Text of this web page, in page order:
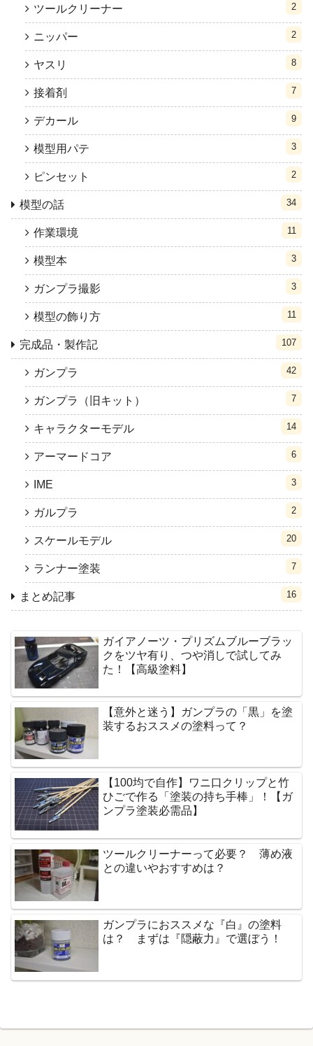
ツールクリーナー 2
ニッパー 2
ヤスリ 8
接着剤 7
デカール 9
模型用パテ 3
ピンセット 2
模型の話 34
作業環境 11
模型本 3
ガンプラ撮影 3
模型の飾り方 11
完成品・製作記 107
ガンプラ 42
ガンプラ（旧キット） 7
キャラクターモデル 14
アーマードコア 6
IME 3
ガルプラ 2
スケールモデル 20
ランナー塗装 7
まとめ記事 16
ガイアノーツ・プリズムブルーブラッ
クをツヤ有り、つや消しで試してみ
た！【高級塗料】
【意外と迷う】ガンプラの「黒」を塗
装するおススメの塗料って？
【100均で自作】ワニ口クリップと竹
ひごで作る「塗装の持ち手棒」！【ガ
ンプラ塗装必需品】
ツールクリーナーって必要？ 薄め液
との違いやおすすめは？
ガンプラにおススメな『白』の塗料
は？ まずは『隠蔽力』で選ぼう！